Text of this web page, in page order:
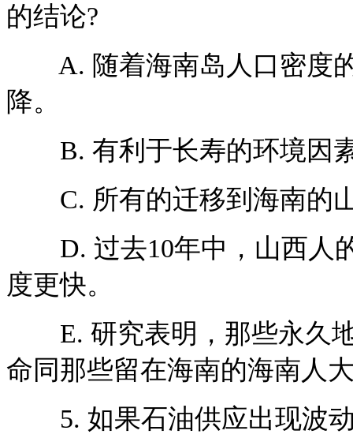
的结论?
A. 随着海南岛人口密度的
降。
B. 有利于长寿的环境因素
C. 所有的迁移到海南的山
D. 过去10年中，山西人
度更快。
E. 研究表明，那些永久地
命同那些留在海南的海南人
5. 如果石油供应出现波动